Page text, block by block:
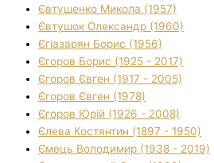
Євтушенко Микола (1957)
Євтушок Олександр (1960)
Єгіазарян Борис (1956)
Єгоров Борис (1925 - 2017)
Єгоров Євген (1917 - 2005)
Єгоров Євген (1978)
Єгоров Юрій (1926 - 2008)
Єлева Костянтин (1897 - 1950)
Ємець Володимир (1938 - 2019)